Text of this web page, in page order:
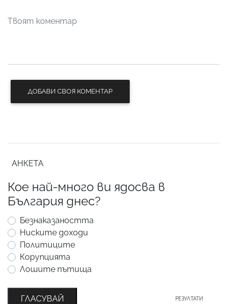
ДОБАВИ СВОЯ КОМЕНТАР
АНКЕТА
Кое най-много ви ядосва в
България днес?
Безнаказаността
Ниските доходи
Политиците
Корупцията
Лошите пътища
ГЛАСУВАЙ РЕЗУЛТАТИ